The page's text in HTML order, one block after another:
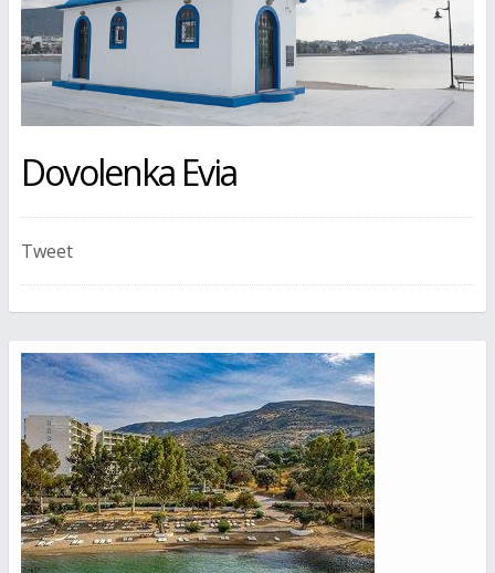
Dovolenka Evia
Tweet